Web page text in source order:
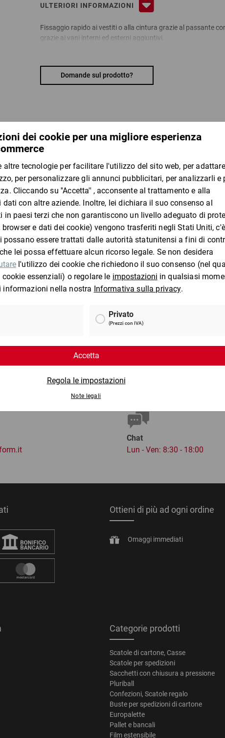
ULTERIORI INFORMAZIONI
Fissaggio rapido ai vestiti o alla cintura grazie al passante
grazie ai vani interni ed esterni aggiuntivi.
Vantaggi:
antistrappo e resistente
Domande sul prodotto?
I clienti che hanno visto questo prodotto
Taglierino per cartone 2 in
1
Chat
Lun - Ven: 8:30 - 18:00
Ottieni di più ad ogni ordine
Omaggi immediati
Categorie prodotti
Scatole di cartone, Casse
Scatole per spedizioni
Sacchetti con chiusura a pressione
Pluriball
Confezioni, Scatole regalo
Buste per spedizioni di cartone
Europalette
Pallet e bancali
Film estensibile